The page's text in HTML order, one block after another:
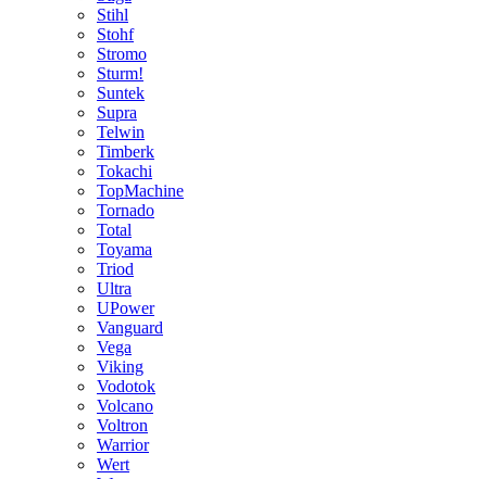
Stihl
Stohf
Stromo
Sturm!
Suntek
Supra
Telwin
Timberk
Tokachi
TopMachine
Tornado
Total
Toyama
Triod
Ultra
UPower
Vanguard
Vega
Viking
Vodotok
Volcano
Voltron
Warrior
Wert